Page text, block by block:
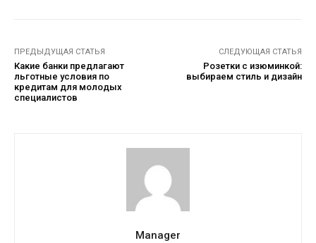
ПРЕДЫДУЩАЯ СТАТЬЯ
Какие банки предлагают
льготные условия по
кредитам для молодых
специалистов
СЛЕДУЮЩАЯ СТАТЬЯ
Розетки с изюминкой:
выбираем стиль и дизайн
Manager